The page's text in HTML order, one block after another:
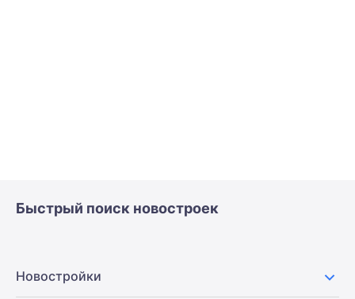
Быстрый поиск новостроек
Новостройки